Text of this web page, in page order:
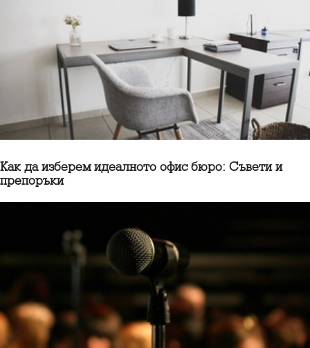
Как да изберем идеалното офис бюро: Съвети и
препоръки